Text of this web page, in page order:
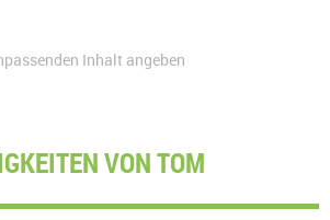
Inhalt angeben
VON TOM